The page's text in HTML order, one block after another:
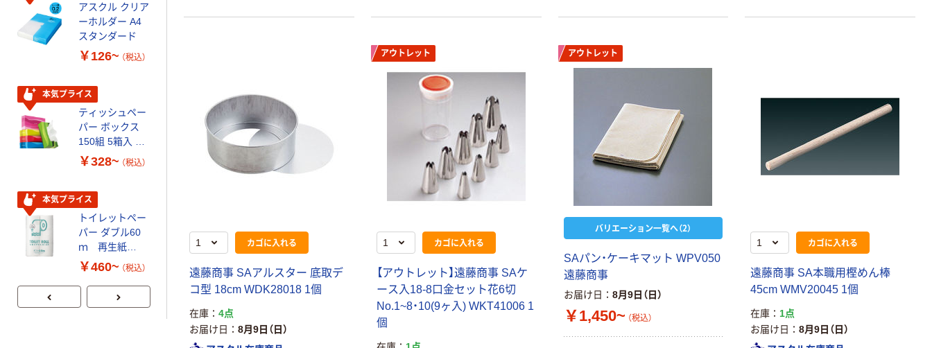
カゴに入れる
遠藤商事 SAアルスター 底取デ
コ型 18cm WDK28018 1個
在庫
4点
お届け日
8月9日（日）
アウトレット
カゴに入れる
【アウトレット】遠藤商事 SAケ
ース入18-8口金セット花6切
No.1~8・10(9ヶ入) WKT41006 1
個
アウトレット
バリエーション一覧へ（2）
SAパン・ケーキマット WPV050
遠藤商事
お届け日 8月9日（日）
￥1,450~ （税込）
カゴに入れる
遠藤商事 SA本職用樫めん棒
45cm WMV20045 1個
在庫
1点
お届け日
8月9日（日）
アスクル クリア
ーホルダー A4
スタンダード
￥126~ （税込）
本気プライス
ティッシュペー
パー ボックス
150組 5箱入 ア
スクル スマート
証
￥328~ （税込）
本気プライス
トイレットペー
パー ダブル60
ｍ 再生紙
100% 6ロール
芯あり FSC認
証
￥460~ （税込）
アスクル プラ
スチックグロー
ブ 薄手 粉な
リー）
￥298~ （税込）
ラルミネラルウ
ォーター 500ml
付き／2Lラベル
レス 10本
￥1,037~
￥374~ （税込）
ス1(アスクル限
定モデル) 蛍光
（税込）
G バルクタイプ
指定医薬部外品
￥140~ （税込）
FSC認証紙 アス
クルオリジナル
￥143~ （税込）
本気プライス
アスクル オリジ
（税込）
アスクル トイ
レのおそうじシ
共同企画 トイ
レクリーナー
トイレシート
オリジナル
￥330~ （税込）
ティッシュペー
パー ボックス
150組 5箱入 ア
パー ダブル60
ｍ 再生紙
リサイクル100
芯あり FSC認
￥460~ （税込）